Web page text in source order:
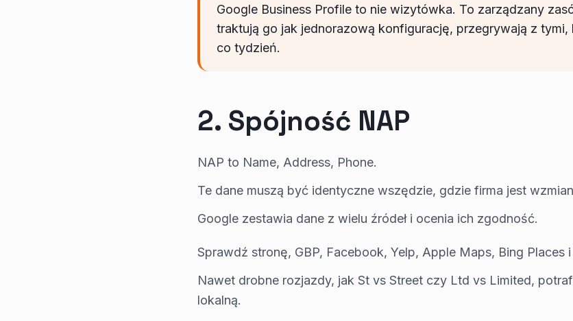
Google Business Profile to nie wizytówka. To zarządzany
traktują go jak jednorazową konfigurację, przegrywają z tymi,
co tydzień.
2. Spójność NAP
NAP to Name, Address, Phone.
Te dane muszą być identyczne wszędzie, gdzie firma jest
Google zestawia dane z wielu źródeł i ocenia ich zgodność.
Sprawdź stronę, GBP, Facebook, Yelp, Apple Maps, Bing Places
Nawet drobne rozjazdy, jak St vs Street czy Ltd vs Limited,
lokalną.